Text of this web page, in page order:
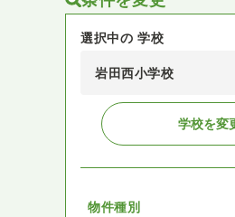
選択中の 学校
岩田西小学校
学校を変
物件種別